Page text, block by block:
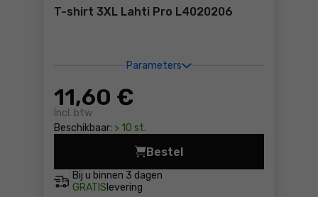
T-shirt 3XL Lahti Pro L4020206
Parameters
11,60 €
Incl. btw
Beschikbaar: > 10 st.
Bij u binnen 3 dagen
GRATIS levering
Bestel
T-shirt 3XL Lahti Pro